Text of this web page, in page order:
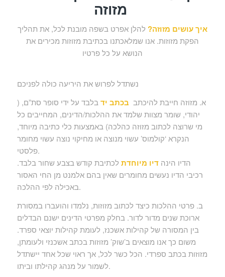
איך עושים מזוזה? להלן אפרט בשפה מובנת לכל, את תהליך
הפקת מזוזות. אנו שמלאכתנו בכתיבת מזוזות מכירים את
הנושא על כל פרטיו
נשתדל לפרוש את היריעה כולה לפניכם
א. מזוזה חייבת להיכתב בכתב יד בלבד על ידי סופר סת”ם, (
יהודי, שומר מצוות שלמד את ההלכות/הדינים, המחייבים כל
מי שרוצה לכתוב מזוזה כהלכה) באמצעות כלי כתיבה מיוחד,
הנקרא ‘קולמוס’ עשוי מנוצה או מחיקוי נוצה עשוי מחומר
פלסטי.
הדיו הינהדיו מיוחדת לכתיבת קודש בצבע שחור בלבד.
רכיבי הדיו נעשים מחומרים שאין בהם אלמנט מן החי האסור
באכילה לפי ההלכה.
ב. פרטי ההלכות כיצד לכתוב מזוזות, נלמדו והועברו במסורת
ארוכת שנים מדור לדור. בחלק מפרטי הדינים ישנם הבדלים
בין המסורה של קהילות אשכנז, לעומת קהילות יוצאי ספרד.
משום כך אנו מוצאים ב’שוק’ מזוזות בכתב אשכנזי ולעומתן,
מזוזות בכתב ספרדי. הכל כשר לכל, אך ראוי שכל אחד יישתדל
לשמור על מנהג קהילתו וביתו.